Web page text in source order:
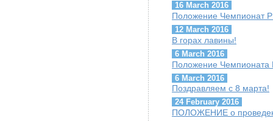
16 March 2016
Положение Чемпионат
12 March 2016
В горах лавины!
6 March 2016
Положение Чемпионата
6 March 2016
Поздравляем с 8 марта!
24 February 2016
ПОЛОЖЕНИЕ о